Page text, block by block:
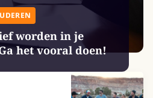
worden in je
het vooral doen!